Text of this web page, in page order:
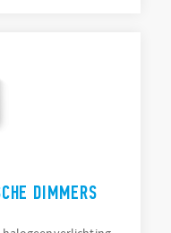
DIMMERS